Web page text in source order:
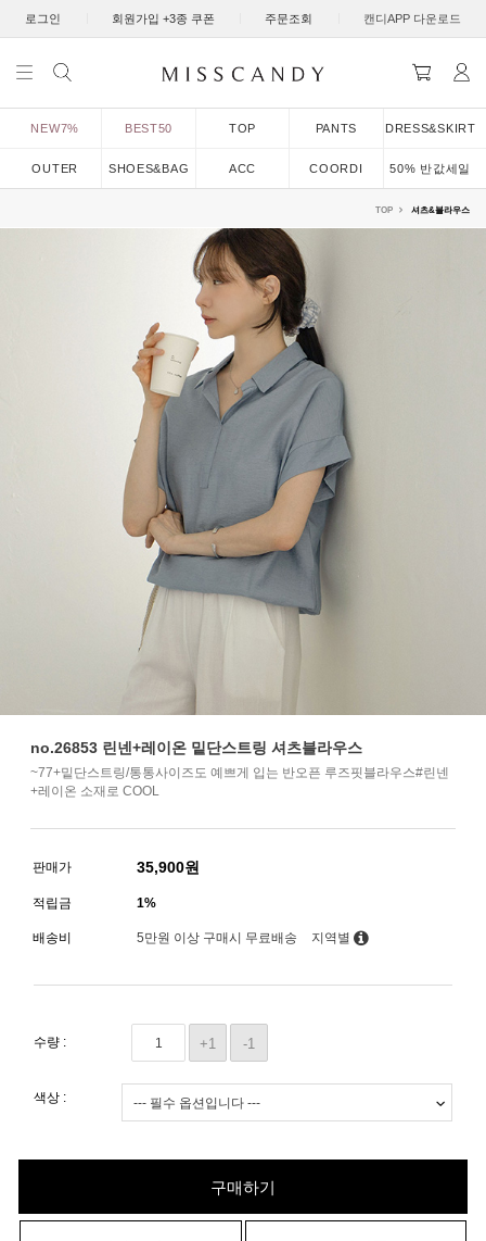
로그인 회원가입 +3종 쿠폰 주문조회 캔디APP 다운로드
NEW7% BEST50 TOP PANTS DRESS&SKIRT
OUTER SHOES&BAG ACC COORDI 50% 반값세일
TOP 셔츠&블라우스
no.26853 린넨+레이온 밑단스트링 셔츠블라우스
~77+밑단스트링/통통사이즈도 예쁘게 입는 반오픈 루즈핏블라우스#린넨
+레이온 소재로 COOL
판매가 35,900원
적립금 1%
배송비 5만원 이상 구매시 무료배송 지역별
수량 : +1 -1
색상 :
구매하기